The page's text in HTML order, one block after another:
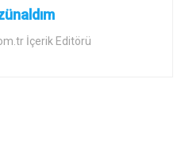
İçerik Editörü